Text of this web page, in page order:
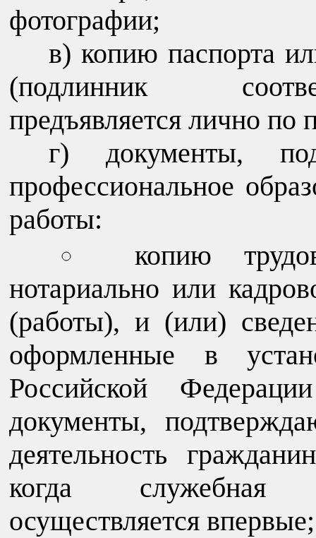
фотографии;
в) копию паспорта
(подлинник
предъявляется лично по
г) документы,
профессиональное
работы:
копию
нотариально или
(работы), и (или)
оформленные в
Российской
документы,
деятельность
когда служебная
осуществляется впервые;